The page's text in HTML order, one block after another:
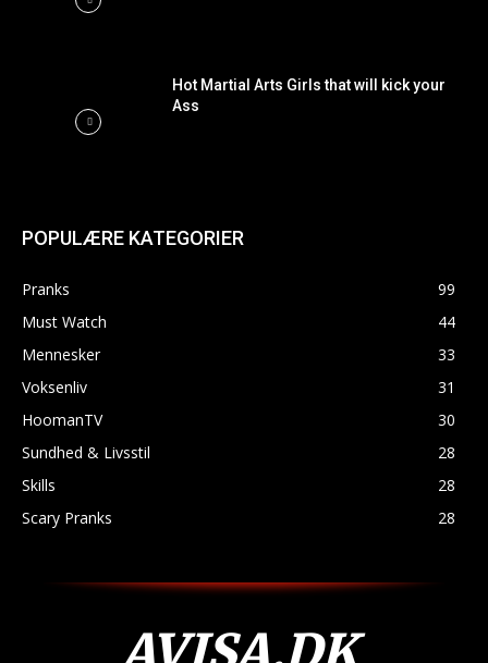
Hot Martial Arts Girls that will kick your
Ass
POPULÆRE KATEGORIER
Pranks
99
Must Watch
44
Mennesker
33
Voksenliv
31
HoomanTV
30
Sundhed & Livsstil
28
Skills
28
Scary Pranks
28